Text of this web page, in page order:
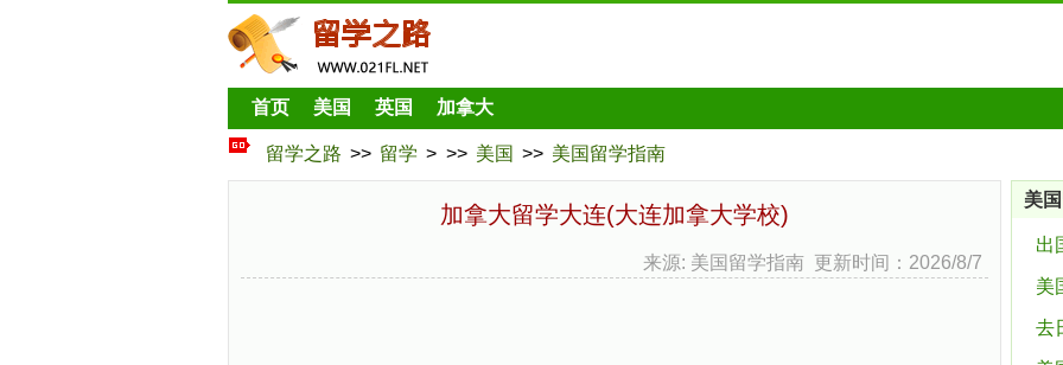
首页 美国 英国 加拿大
留学之路 >> 留学 > >> 美国 >> 美国留学指南
加拿大留学大连(大连加拿大学校)
来源: 美国留学指南 更新时间：2026/8/7
美
出
美
去